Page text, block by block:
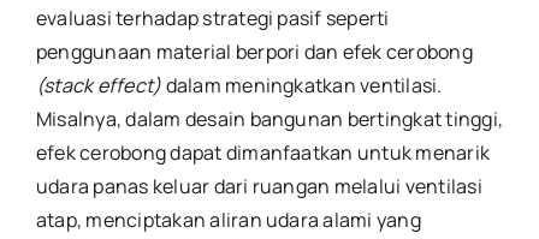
evaluasi terhadap strategi pasif seperti
penggunaan material berpori dan efek cerobong
(stack effect)dalam meningkatkan ventilasi.
Misalnya, dalam desain bangunan bertingkat tinggi,
efek cerobong dapat dimanfaatkan untuk menarik
udara panas keluar dari ruangan melalui ventilasi
atap, menciptakan aliran udara alami yang